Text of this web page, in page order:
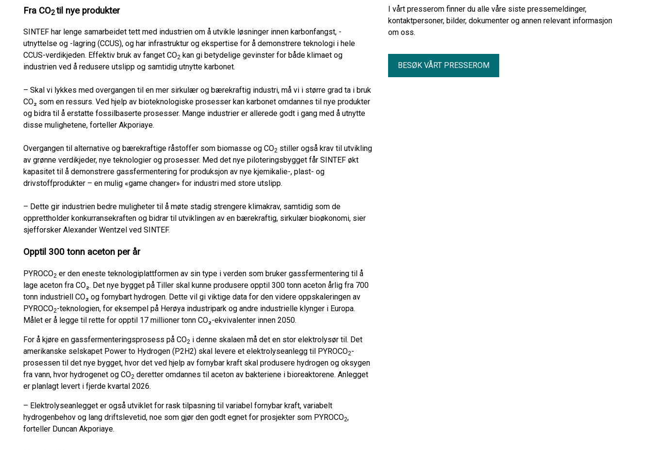
Fra CO2til nye produkter
SINTEF har lenge samarbeidet tett med industrien om å utvikle løsninger innen karbonfangst, -
utnyttelse og -lagring (CCUS), og har infrastruktur og ekspertise for å demonstrere teknologi i hele
CCUS-verdikjeden. Effektiv bruk av fanget CO2 kan gi betydelige gevinster for både klimaet og
industrien ved å redusere utslipp og samtidig utnytte karbonet.
– Skal vi lykkes med overgangen til en mer sirkulær og bærekraftig industri, må vi i større grad ta i bruk
CO₂ som en ressurs. Ved hjelp av bioteknologiske prosesser kan karbonet omdannes til nye produkter
og bidra til å erstatte fossilbaserte prosesser. Mange industrier er allerede godt i gang med å utnytte
disse mulighetene, forteller Akporiaye.
Overgangen til alternative og bærekraftige råstoffer som biomasse og CO2 stiller også krav til utvikling
av grønne verdikjeder, nye teknologier og prosesser. Med det nye piloteringsbygget får SINTEF økt
kapasitet til å demonstrere gassfermentering for produksjon av nye kjemikalie-, plast- og
drivstoffprodukter – en mulig «game changer» for industri med store utslipp.
– Dette gir industrien bedre muligheter til å møte stadig strengere klimakrav, samtidig som de
opprettholder konkurransekraften og bidrar til utviklingen av en bærekraftig, sirkulær bioøkonomi, sier
sjefforsker Alexander Wentzel ved SINTEF.
Opptil 300 tonn aceton per år
PYROCO2 er den eneste teknologiplattformen av sin type i verden som bruker gassfermentering til å
lage aceton fra CO₂. Det nye bygget på Tiller skal kunne produsere opptil 300 tonn aceton årlig fra 700
tonn industriell CO₂ og fornybart hydrogen. Dette vil gi viktige data for den videre oppskaleringen av
PYROCO2-teknologien, for eksempel på Herøya industripark og andre industrielle klynger i Europa.
Målet er å legge til rette for opptil 17 millioner tonn CO₂-ekvivalenter innen 2050.
For å kjøre en gassfermenteringsprosess på CO2 i denne skalaen må det en stor elektrolysør til. Det
amerikanske selskapet Power to Hydrogen (P2H2) skal levere et elektrolyseanlegg til PYROCO2-
prosessen til det nye bygget, hvor det ved hjelp av fornybar kraft skal produsere hydrogen og oksygen
fra vann, hvor hydrogenet og CO2 deretter omdannes til aceton av bakteriene i bioreaktorene. Anlegget
er planlagt levert i fjerde kvartal 2026.
– Elektrolyseanlegget er også utviklet for rask tilpasning til variabel fornybar kraft, variabelt
hydrogenbehov og lang driftslevetid, noe som gjør den godt egnet for prosjekter som PYROCO2,
forteller Duncan Akporiaye.
teknologier og industriell kapasitet.
I vårt presserom finner du alle våre siste pressemeldinger,
kontaktpersoner, bilder, dokumenter og annen relevant informasjon
om oss.
BESØK VÅRT PRESSEROM